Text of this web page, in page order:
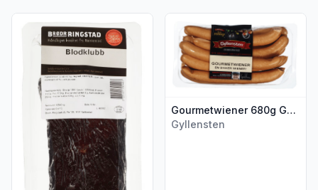
Vis flere detaljer for produktet "Blodklubb Ca500g
Gourmetwiener 680g Gyllensten
Gyllensten
Vis flere detaljer for